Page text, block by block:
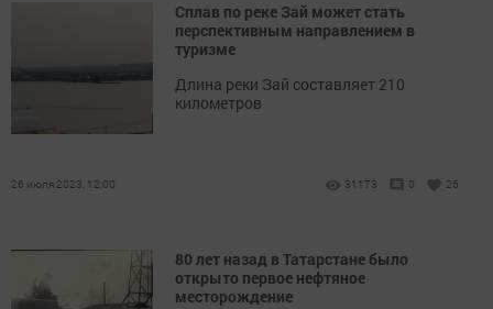
Сплав по реке Зай может стать
перспективным направлением в
туризме
Длина реки Зай составляет 210
километров
26 июля 2023, 12:00 31173 0 26
80 лет назад в Татарстане было
открыто первое нефтяное
месторождение